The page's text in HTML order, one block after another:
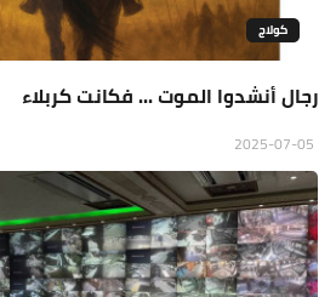
كولاج
رجال أنشدوا الموت ... فكانت كربلاء